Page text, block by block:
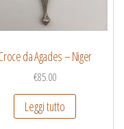
da Agades – Niger
€85.00
Leggi tutto